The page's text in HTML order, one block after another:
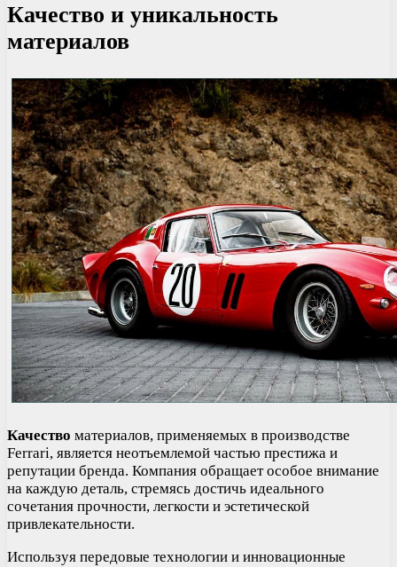
Качество и уникальность
материалов
Качество материалов, применяемых в производстве
Ferrari, является неотъемлемой частью престижа и
репутации бренда. Компания обращает особое внимание
на каждую деталь, стремясь достичь идеального
сочетания прочности, легкости и эстетической
привлекательности.
Используя передовые технологии и инновационные